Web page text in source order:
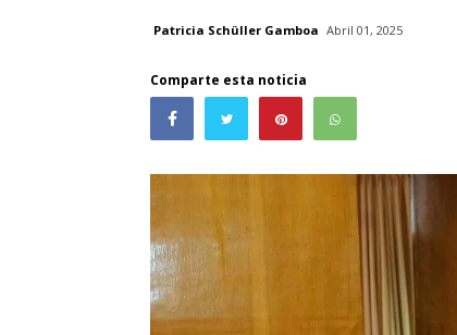
Patricia Schüller Gamboa Abril 01, 2025
Comparte esta noticia